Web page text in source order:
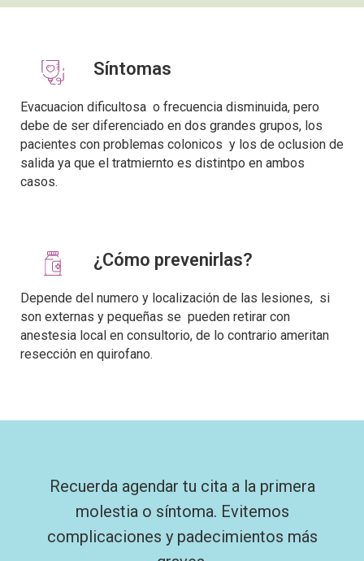
Síntomas
Evacuacion dificultosa o frecuencia disminuida, pero
debe de ser diferenciado en dos grandes grupos, los
pacientes con problemas colonicos y los de oclusion de
salida ya que el tratmiernto es distintpo en ambos
casos.
¿Cómo prevenirlas?
Depende del numero y localización de las lesiones, si
son externas y pequeñas se pueden retirar con
anestesia local en consultorio, de lo contrario ameritan
resección en quirofano.
Recuerda agendar tu cita a la primera
molestia o síntoma. Evitemos
complicaciones y padecimientos más